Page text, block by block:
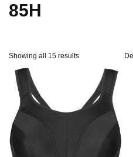
85H
Showing all 15 results